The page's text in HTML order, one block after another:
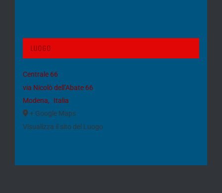
Luogo
Centrale 66
via Nicolò dell’Abate 66
Modena,
Italia
+ Google Maps
Visualizza il sito del Luogo